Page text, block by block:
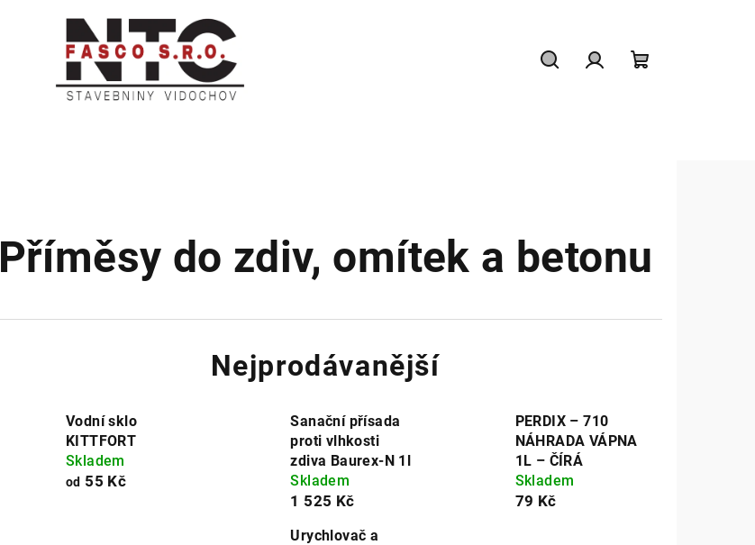
Příměsy do zdiv, omítek a betonu
Nejprodávanější
Vodní sklo
KITTFORT
Skladem
od 55 Kč
Sanační přísada
proti vlhkosti
zdiva Baurex-N 1l
Skladem
1 525 Kč
PERDIX – 710
NÁHRADA VÁPNA
1L – ČÍRÁ
Skladem
79 Kč
Urychlovač a